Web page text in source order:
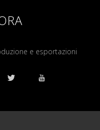
e esportazioni